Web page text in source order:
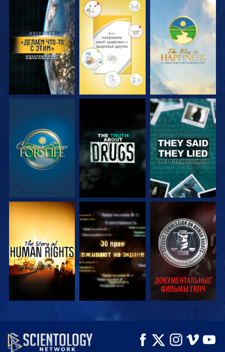
СМОТРЕТЬ СМОТРЕТЬ СМОТРЕТЬ
СМОТРЕТЬ СМОТРЕТЬ СМОТРЕТЬ
СМОТРЕТЬ СМОТРЕТЬ СМОТРЕТЬ
СМОТРЕТЬ СМОТРЕТЬ
СМОТРЕТЬ
ПЕРЕДАЧИ